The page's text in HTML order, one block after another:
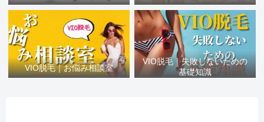
VIO脱毛｜お悩み相談室
VIO脱毛｜失敗しないための
基礎知識